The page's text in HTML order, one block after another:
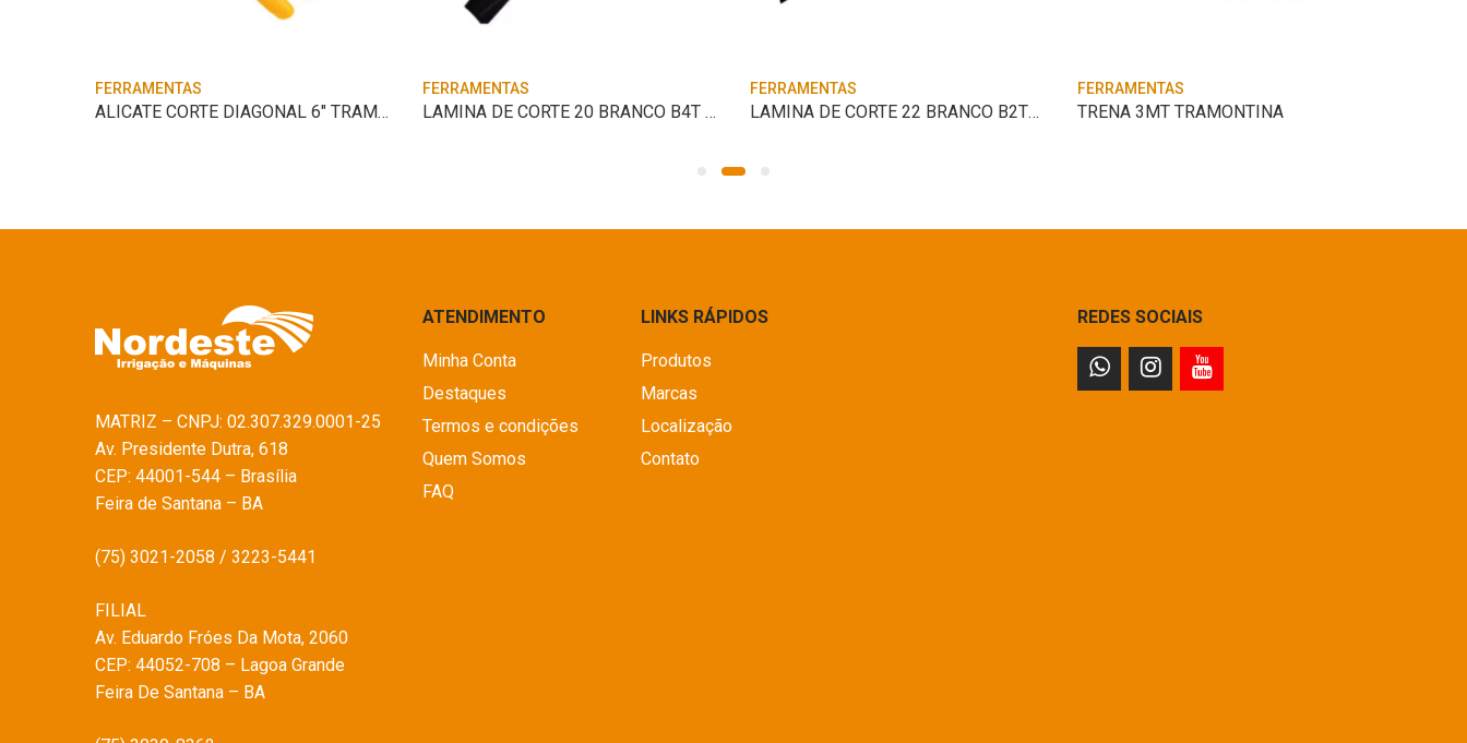
FERRAMENTAS
ALICATE CORTE DIAGONAL 6″ TRAMONTINA
FERRAMENTAS
LAMINA DE CORTE 20 BRANCO B4T 4000SL
FERRAMENTAS
LAMINA DE CORTE 22 BRANCO B2T/B4T 6000SL
FERRAMENTAS
TRENA 3MT TRAMONTINA
MATRIZ – CNPJ: 02.307.329.0001-25
Av. Presidente Dutra, 618
CEP: 44001-544 – Brasília
Feira de Santana – BA
(75) 3021-2058 / 3223-5441
FILIAL
Av. Eduardo Fróes Da Mota, 2060
CEP: 44052-708 – Lagoa Grande
Feira De Santana – BA
ATENDIMENTO
Minha Conta
Destaques
Termos e condições
Quem Somos
FAQ
LINKS RÁPIDOS
Produtos
Marcas
Localização
Contato
REDES SOCIAIS